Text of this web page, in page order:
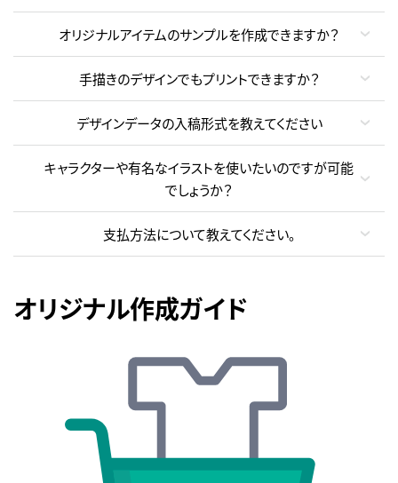
オリジナルアイテムのサンプルを作成できますか？
手描きのデザインでもプリントできますか？
デザインデータの入稿形式を教えてください
キャラクターや有名なイラストを使いたいのですが可能
でしょうか？
支払方法について教えてください。
オリジナル作成ガイド